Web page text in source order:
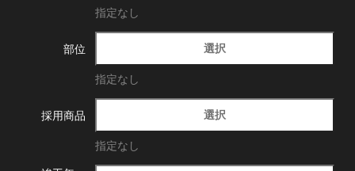
指定なし
部位 選択
指定なし
採用商品 選択
指定なし